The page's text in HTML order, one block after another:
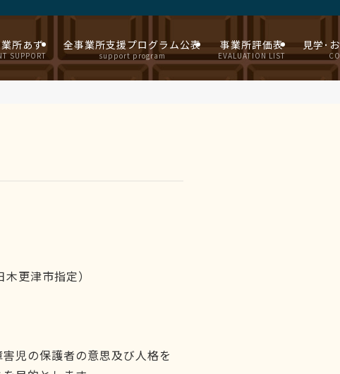
所あず
SUPPORT
全事業所支援プログラム公表
support program
事業所評価表
EVALUATION LIST
見学･
更津市指定）
児の保護者の意思及び人格を